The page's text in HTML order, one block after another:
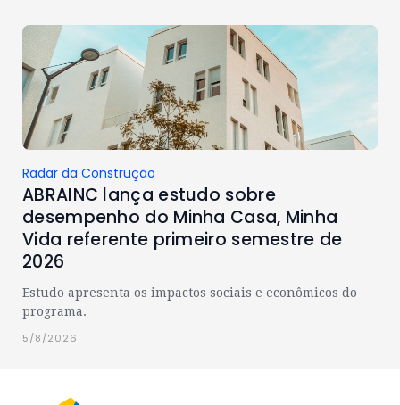
Radar da Construção
ABRAINC lança estudo sobre
desempenho do Minha Casa, Minha
Vida referente primeiro semestre de
2026
Estudo apresenta os impactos sociais e econômicos do
programa.
5/8/2026